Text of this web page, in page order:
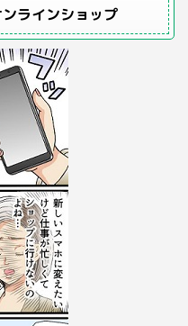
ラインショップ